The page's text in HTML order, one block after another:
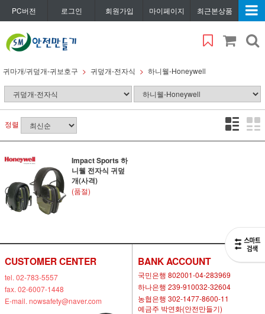
PC버전 로그인 회원가입 마이페이지 최근본상품
귀마개/귀덮개-귀보호구 귀덮개-전자식 하니웰-Honeywell
정렬
Impact Sports 하
니웰 전자식 귀덮
개(사격)
(품절)
CUSTOMER CENTER
tel. 02-783-5557
fax. 02-6007-1448
E-mail. nowsafety@naver.com
BANK ACCOUNT
국민은행 802001-04-283969
하나은행 239-910032-32604
농협은행 302-1477-8600-11
예금주 박연화(안전만들기)